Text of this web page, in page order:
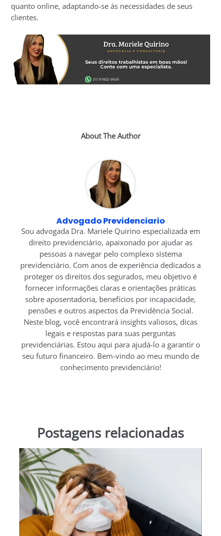
quanto online, adaptando-se às necessidades de seus
clientes.
About The Author
Advogado Previdenciario
Sou advogada Dra. Mariele Quirino especializada em
direito previdenciário, apaixonado por ajudar as
pessoas a navegar pelo complexo sistema
previdenciário. Com anos de experiência dedicados a
proteger os direitos dos segurados, meu objetivo é
fornecer informações claras e orientações práticas
sobre aposentadoria, benefícios por incapacidade,
pensões e outros aspectos da Previdência Social.
Neste blog, você encontrará insights valiosos, dicas
legais e respostas para suas perguntas
previdenciárias. Estou aqui para ajudá-lo a garantir o
seu futuro financeiro. Bem-vindo ao meu mundo de
conhecimento previdenciário!
Postagens relacionadas